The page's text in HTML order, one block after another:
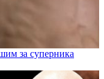
за суперника